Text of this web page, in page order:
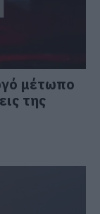
μέτωπο
της